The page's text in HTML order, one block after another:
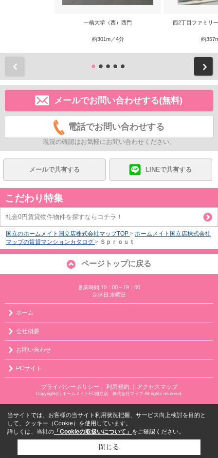
一橋大学（西）西門
約301m／4分
西2丁目ファミリ
約
メールでお問い合わせする(無料)
電話でお問い合わせする
現況の確認はお気軽にお問い合わせください。
メールで共有する LINEで共有する
こだわり特集
礼金0円賃貸物件物件を探すならコチラ！
国立のホームメイト国立店株式会社マップTOP > ホームメイト国立店株式会社
マップの賃貸マンションカタログ > Ｓｐｒｏｕｔ
ページトップに戻る
営業時間:10：00～19：00
定休日:水曜日
ホーム
会社概要
お問い合わせ
PCサイト
プライバシーポリシー 利用規約 ｜アクセスマップ
Copyright(c) ホームメイトFC国立店 株式会社マップ All rights reserved.
当サイトでは、お客様の当サイト利用状況把握、サービス向上検討を目的と
して、クッキー（Cookie）を使用しています。
詳しくは、当社の 「Cookieの取扱いについて」 をご確認ください。
閉じる